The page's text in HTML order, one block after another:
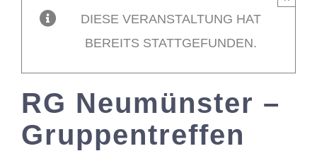
Mitglieder /
DIESE VERANSTALTUNG HAT
BEREITS STATTGEFUNDEN.
RG Neumünster –
Gruppentreffen